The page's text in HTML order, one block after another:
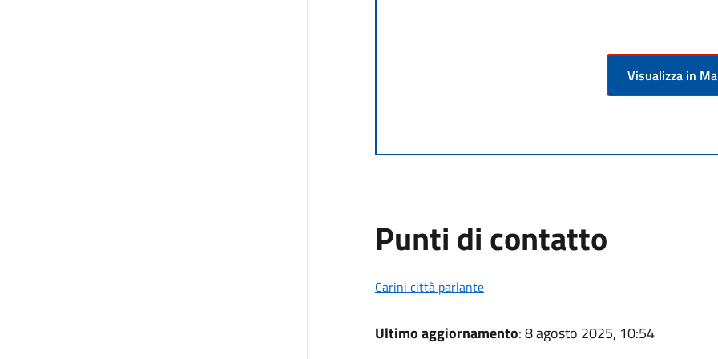
Visualizza in
Punti di contatto
Carini città parlante
Ultimo aggiornamento: 8 agosto 2025, 10:54